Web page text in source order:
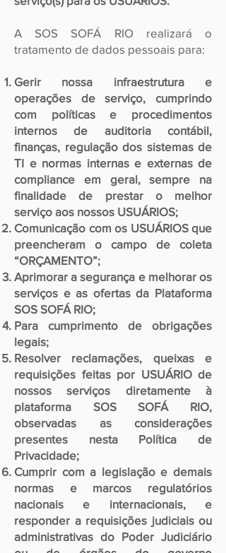
A SOS SOFÁ RIO realizará o
tratamento de dados pessoais para:
Gerir nossa infraestrutura e
operações de serviço, cumprindo
com políticas e procedimentos
internos de auditoria contábil,
finanças, regulação dos sistemas de
TI e normas internas e externas de
compliance em geral, sempre na
finalidade de prestar o melhor
serviço aos nossos USUÁRIOS;
Comunicação com os USUÁRIOS que
preencheram o campo de coleta
“ORÇAMENTO”;
Aprimorar a segurança e melhorar os
serviços e as ofertas da Plataforma
SOS SOFÁ RIO;
Para cumprimento de obrigações
legais;
Resolver reclamações, queixas e
requisições feitas por USUÁRIO de
nossos serviços diretamente à
plataforma SOS SOFÁ RIO,
observadas as considerações
presentes nesta Política de
Privacidade;
Cumprir com a legislação e demais
normas e marcos regulatórios
nacionais e internacionais, e
responder a requisições judiciais ou
administrativas do Poder Judiciário